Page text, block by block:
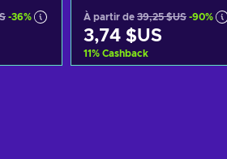
-36% À partir de 39,25 $US -90%
3,74 $US
11% Cashback